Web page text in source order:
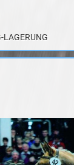
LAGERUNG